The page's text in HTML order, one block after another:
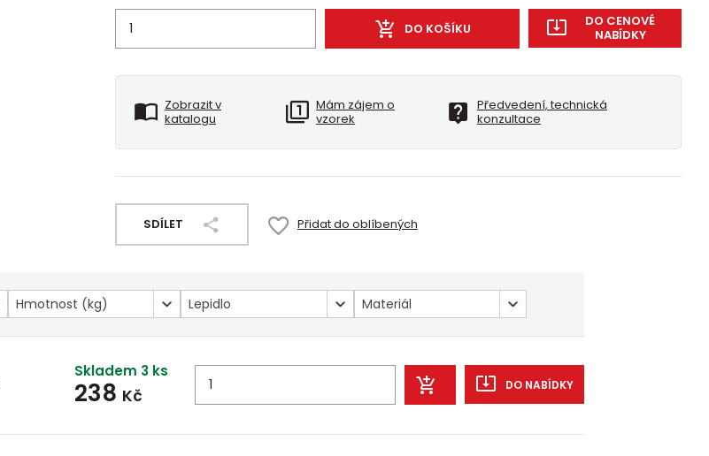
DO KOŠÍKU
DO CENOVÉ
NABÍDKY
Zobrazit v
katalogu
Mám zájem o
vzorek
Předvedení, technická
konzultace
SDÍLET Přidat do oblíbených
Hmotnost (kg) Lepidlo Materiál
Skladem 3 ks
238 Kč DO NABÍDKY